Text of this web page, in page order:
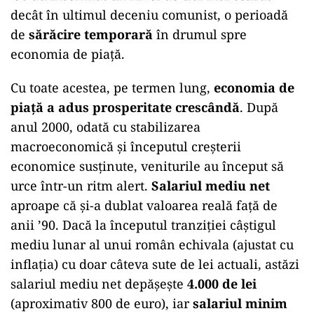
decât în ultimul deceniu comunist, o perioadă
de sărăcire temporară în drumul spre
economia de piață.
Cu toate acestea, pe termen lung, economia de
piață a adus prosperitate crescândă. După
anul 2000, odată cu stabilizarea
macroeconomică și începutul creșterii
economice susținute, veniturile au început să
urce într-un ritm alert. Salariul mediu net
aproape că și-a dublat valoarea reală față de
anii ’90. Dacă la începutul tranziției câștigul
mediu lunar al unui român echivala (ajustat cu
inflația) cu doar câteva sute de lei actuali, astăzi
salariul mediu net depășește 4.000 de lei
(aproximativ 800 de euro), iarsalariul minim